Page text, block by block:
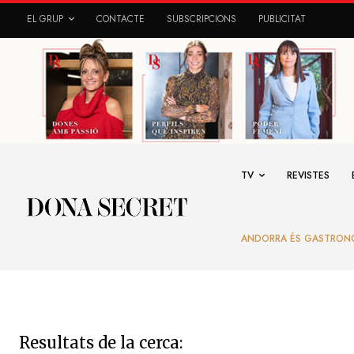
EL GRUP CONTACTE SUBSCRIPCIONS PUBLICITAT
TV REVISTES
ANDORRA ÉS
Resultats de la cerca: